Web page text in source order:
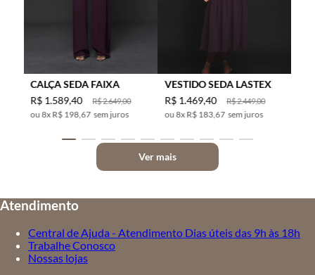
CALÇA SEDA FAIXA
R$2.649,00
R$ 1.589,40
8x R$ 198,67 sem juros
VESTIDO SEDA LASTEX
R$2.449,00
R$ 1.469,40
8x R$ 183,67 sem juros
Ver mais
Atendimento
Central de Ajuda - Atendimento Dias úteis das 9h às 18h
Trabalhe Conosco
Nossas lojas